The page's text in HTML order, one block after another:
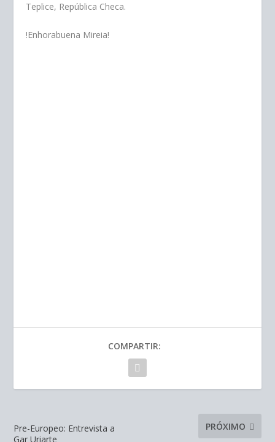
Teplice, República Checa.
!Enhorabuena Mireia!
COMPARTIR:
Pre-Europeo: Entrevista a
Gar Uriarte
PRÓXIMO